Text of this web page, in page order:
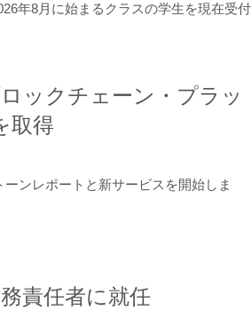
年8月に始まるクラスの学生を現在受付
ックチェーン・プラッ
取得
ンレポートと新サービスを開始しま
責任者に就任